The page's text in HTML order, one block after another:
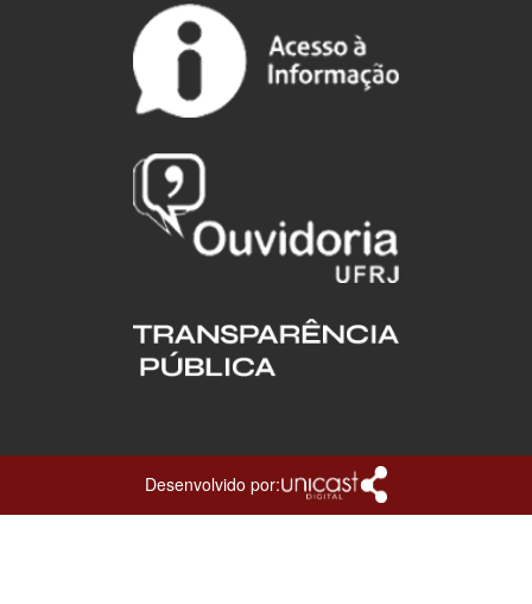
Desenvolvido por: